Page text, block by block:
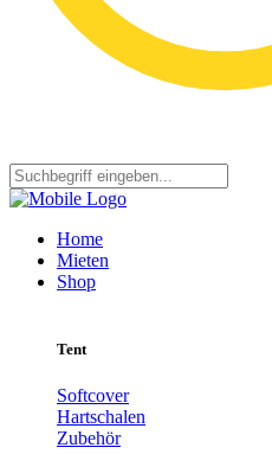
Home
Mieten
Shop
Tent
Softcover
Hartschalen
Zubehör